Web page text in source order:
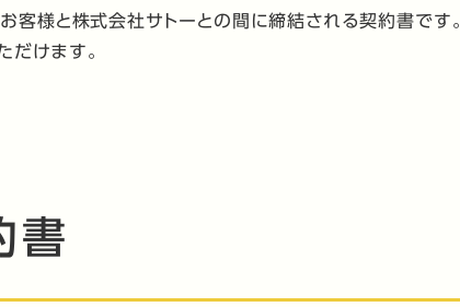
客様と株式会社サトーとの間に締結される契約書です。
だけます。
書